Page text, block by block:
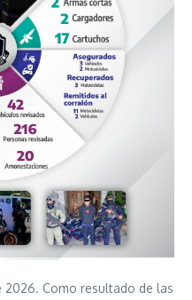
2026. Como resultado de las